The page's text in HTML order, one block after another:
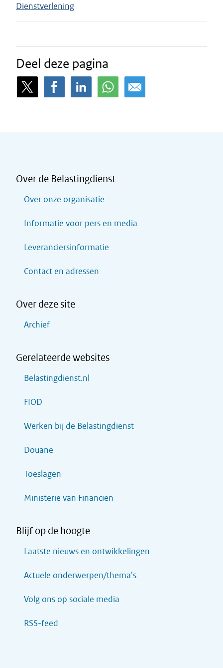
Dienstverlening
Deel deze pagina
Over de Belastingdienst
Over onze organisatie
Informatie voor pers en media
Leveranciersinformatie
Contact en adressen
Over deze site
Archief
Gerelateerde websites
Belastingdienst.nl
FIOD
Werken bij de Belastingdienst
Douane
Toeslagen
Ministerie van Financiën
Blijf op de hoogte
Laatste nieuws en ontwikkelingen
Actuele onderwerpen/thema's
Volg ons op sociale media
RSS-feed